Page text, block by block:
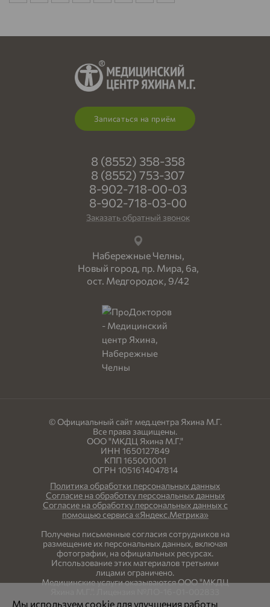
Записаться на приём
8 (8552) 358-358
8 (8552) 753-307
8-902-718-00-03
8-902-718-03-00
Заказать обратный звонок
Набережные Челны,
Новый город, пр. Мира, 6а,
ост. Медгородок, 9/42
© Официальный сайт мед.центра Яхина М.Г.
Все права защищены.
ООО "МКДЦ Яхина М.Г."
ИНН 1650127849
КПП 165001001
ОГРН 1051614047814
Политика обработки персональных данных
Согласие на обработку персональных данных
Согласие на обработку персональных данных с
помощью сервиса «Яндекс.Метрика»
Получены письменные согласия сотрудников на
размещение их персональных данных, включая
фотографии, на официальных ресурсах.
Использование этих материалов третьими
лицами ограничено.
Медицинские услуги оказываются ООО "МКДЦ
Мы используем cookie для улучшения работы